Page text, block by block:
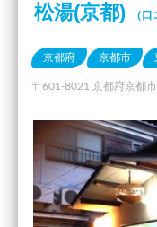
松湯(京都) （
京都府 京都市
〒601-8021 京都府京都